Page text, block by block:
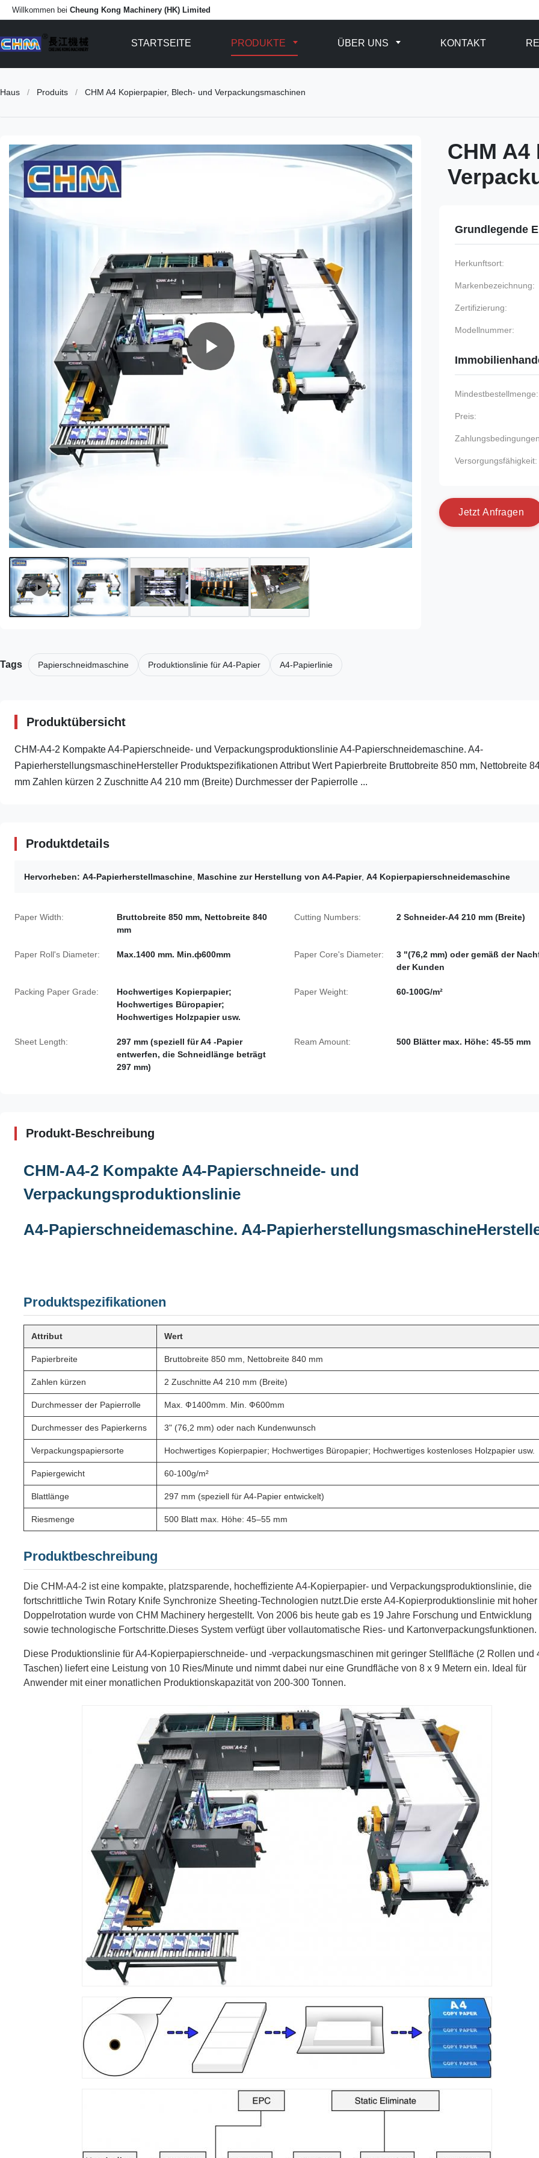
Willkommen bei Cheung Kong Machinery (HK) Limited
STARTSEITE PRODUKTE ÜBER UNS KONTAKT
Haus / Produits / CHM A4 Kopierpapier, Blech- und Verpackungsmaschinen
CHM
Grundlegende
Herkunftsort:
Markenbezeichnung:
Zertifizierung:
Modellnummer:
Mindestbestellmenge:
Preis:
Versorgungsfähigkeit:
Jetzt Anfragen
Tags Papierschneidmaschine Produktionslinie für A4-Papier A4-Papierlinie
Produktübersicht
CHM-A4-2 Kompakte A4-Papierschneide- und Verpackungsproduktionslinie A4-Papierschneidemaschine. A4-
PapierherstellungsmaschineHersteller Produktspezifikationen Attribut Wert Papierbreite Bruttobreite 850 mm, Nettobreite
mm Zahlen kürzen 2 Zuschnitte A4 210 mm (Breite) Durchmesser der Papierrolle ...
Produktdetails
Hervorheben: A4-Papierherstellmaschine Maschine zur Herstellung von A4-Papier, A4 Kopierpapierschneidemaschine
Paper Width:
Bruttobreite 850 mm, Nettobreite 840
mm
Cutting Numbers: 2 Schneider-A4 210 mm (Breite)
Paper Roll's Diameter: Max.1400 mm. Min.ф600mm Paper Core's Diameter:
3 "(76,2 mm) oder gemäß der
der Kunden
Packing Paper Grade:
Hochwertiges Kopierpapier;
Hochwertiges Büropapier;
Hochwertiges Holzpapier usw.
Paper Weight: 60-100G/m²
Sheet Length:
297 mm (speziell für A4 -Papier
entwerfen, die Schneidlänge beträgt
297 mm)
Ream Amount: 500 Blätter max. Höhe: 45-55 mm
Produkt-Beschreibung
CHM-A4-2 Kompakte A4-Papierschneide- und
Verpackungsproduktionslinie
A4-Papierschneidemaschine. A4-Papierherstellungsmaschine
Produktspezifikationen
Attribut Wert
Papierbreite Bruttobreite 850 mm, Nettobreite 840 mm
Zahlen kürzen 2 Zuschnitte A4 210 mm (Breite)
Durchmesser der Papierrolle Max. Ф1400mm. Min. Ф600mm
Durchmesser des Papierkerns 3" (76,2 mm) oder nach Kundenwunsch
Verpackungspapiersorte Hochwertiges Kopierpapier; Hochwertiges Büropapier; Hochwertiges kostenloses Holzpapier usw.
Papiergewicht 60-100g/m²
Blattlänge 297 mm (speziell für A4-Papier entwickelt)
Riesmenge 500 Blatt max. Höhe: 45–55 mm
Produktbeschreibung
Die CHM-A4-2 ist eine kompakte, platzsparende, hocheffiziente A4-Kopierpapier- und Verpackungsproduktionslinie, die
fortschrittliche Twin Rotary Knife Synchronize Sheeting-Technologien nutzt.Die erste A4-Kopierproduktionslinie mit hoher
Doppelrotation wurde von CHM Machinery hergestellt. Von 2006 bis heute gab es 19 Jahre Forschung und Entwicklung
sowie technologische Fortschritte.Dieses System verfügt über vollautomatische Ries- und Kartonverpackungsfunktionen.
Diese Produktionslinie für A4-Kopierpapierschneide- und -verpackungsmaschinen mit geringer Stellfläche (2 Rollen und
Taschen) liefert eine Leistung von 10 Ries/Minute und nimmt dabei nur eine Grundfläche von 8 x 9 Metern ein. Ideal für
Anwender mit einer monatlichen Produktionskapazität von 200-300 Tonnen.